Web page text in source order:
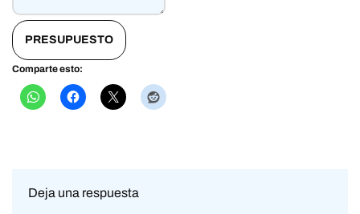
PRESUPUESTO
Comparte esto:
Deja una respuesta